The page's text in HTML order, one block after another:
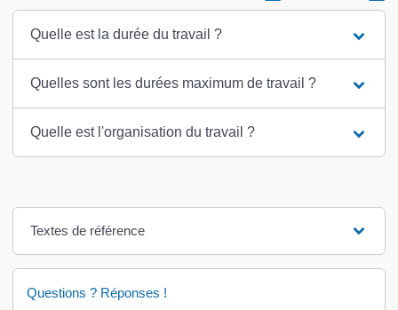
Quelle est la durée du travail ?
Quelles sont les durées maximum de travail ?
Quelle est l'organisation du travail ?
Textes de référence
Questions ? Réponses !